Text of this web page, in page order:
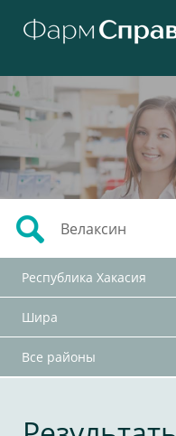
Республика Хакасия
Шира
Все районы